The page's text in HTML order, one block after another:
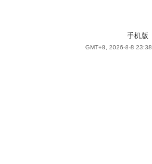
手机版
GMT+8, 2026-8-8 23:38